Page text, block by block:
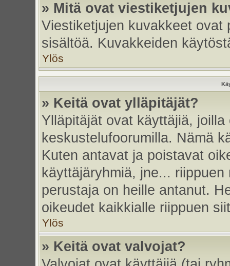
» Mitä ovat viestiketjujen
Viestiketjujen kuvakkeet ovat
sisältöä. Kuvakkeiden
Ylös
» Keitä ovat ylläpitäjät?
Ylläpitäjät ovat käyttäjiä,
keskustelufoorumilla. Nämä
Kuten antavat ja poistavat
käyttäjäryhmiä, jne...
perustaja on heille antanut.
oikeudet kaikkialle riippuen
Ylös
» Keitä ovat valvojat?